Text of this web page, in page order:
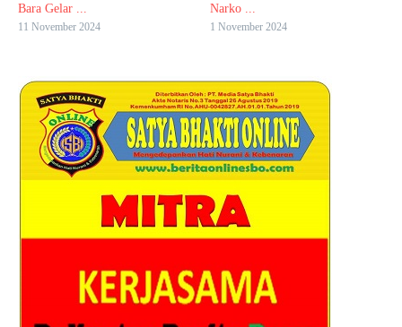
Bara Gelar ...
11 November 2024
Narko ...
1 November 2024